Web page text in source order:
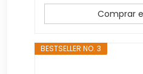
Comprar
BESTSELLER NO. 3